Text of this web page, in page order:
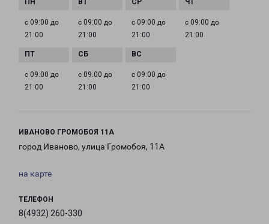
с 09:00 до
21:00
с 09:00 до
21:00
с 09:00 до
21:00
с 09:00 до
21:00
с 09:00 до
21:00
с 09:00 до
21:00
с 09:00 до
21:00
ИВАНОВО ГРОМОБОЯ 11А
город Иваново, улица Громобоя, 11А
на карте
ТЕЛЕФОН
8(4932) 260-330